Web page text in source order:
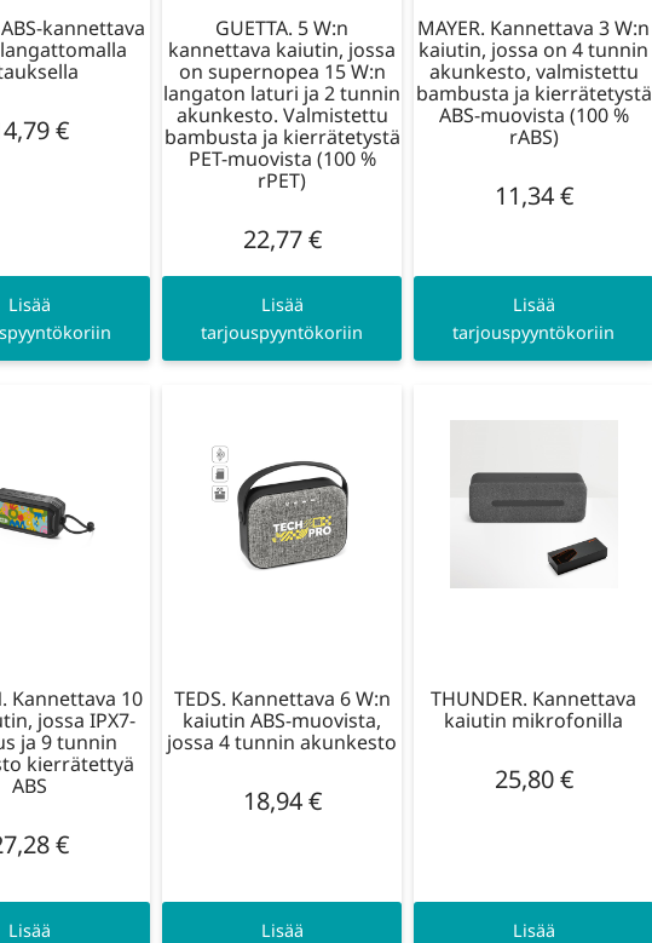
ABS-kannettava
€
Lisää
GUETTA. 5 W:n
kannettava kaiutin, jossa
on supernopea 15 W:n
langaton laturi ja 2 tunnin
akunkesto. Valmistettu
bambusta ja kierrätetystä
PET-muovista (100 %
rPET)
22,77€
Lisää
tarjouspyyntökoriin
MAYER. Kannettava 3 W:n
kaiutin, jossa on 4 tunnin
akunkesto, valmistettu
bambusta ja kierrätetystä
ABS-muovista (100 %
rABS)
11,34€
Lisää
tarjouspyyntökoriin
Kannettava 10
jossa IPX7-
ja 9 tunnin
kierrätettyä
ABS
€
Lisää
TEDS. Kannettava 6 W:n
kaiutin ABS-muovista,
jossa 4 tunnin akunkesto
18,94€
Lisää
THUNDER. Kannettava
kaiutin mikrofonilla
25,80€
Lisää